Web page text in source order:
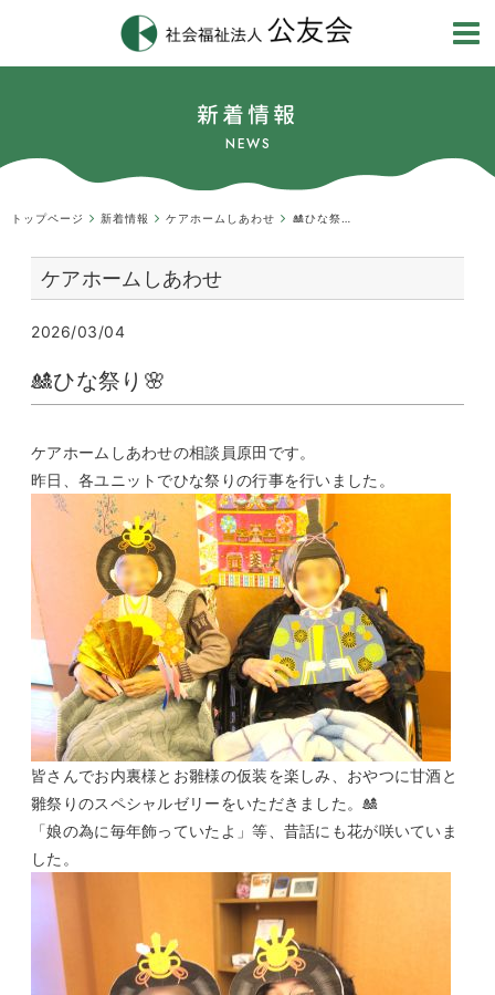
新着情報
NEWS
トップページ 新着情報 ケアホームしあわせ
ケアホームしあわせ
2026/03/04
🎎ひな祭り🌸
ケアホームしあわせの相談員原田です。
昨日、各ユニットでひな祭りの行事を行いました。
皆さんでお内裏様とお雛様の仮装を楽しみ、おやつに甘酒と
雛祭りのスペシャルゼリーをいただきました。🎎
「娘の為に毎年飾っていたよ」等、昔話にも花が咲いていま
した。